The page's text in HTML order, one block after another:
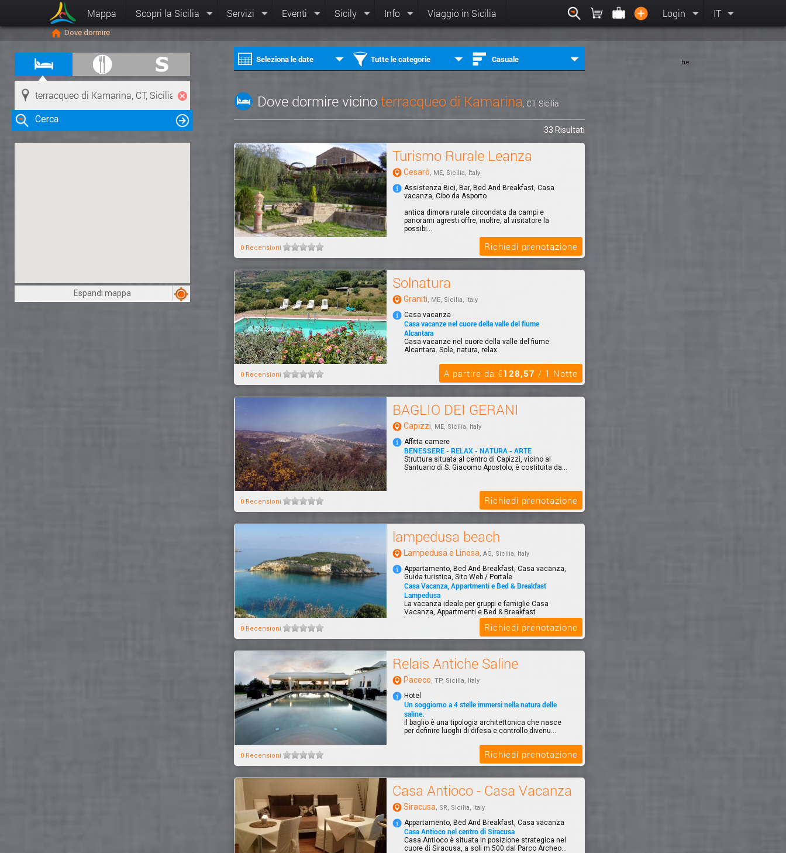
Mappa Scopri la Sicilia Servizi Eventi Sicily Info Viaggio in Sicilia Login IT
Dove dormire
Cerca
Espandi mappa
Seleziona le date Tutte le categorie Casuale
Dove dormire vicinoterracqueo di Kamarina , CT, Sicilia
33 Risultati
Turismo Rurale Leanza
Cesarò, ME, Sicilia, Italy
Assistenza Bici, Bar, Bed And Breakfast, Casa
vacanza, Cibo da Asporto
antica dimora rurale circondata da campi e
panorami agresti offre, inoltre, al visitatore la
possibi...
0 Recensioni Richiedi prenotazione
Solnatura
Graniti, ME, Sicilia, Italy
Casa vacanza
Casa vacanze nel cuore della valle del fiume
Alcantara
Casa vacanze nel cuore della valle del fiume
Alcantara. Sole, natura, relax
0 Recensioni A partire da €128,57 / 1 Notte
BAGLIO DEI GERANI
Capizzi, ME, Sicilia, Italy
Affitta camere
BENESSERE - RELAX - NATURA - ARTE
Struttura situata al centro di Capizzi, vicino al
Santuario di S. Giacomo Apostolo, è costituita da...
0 Recensioni Richiedi prenotazione
lampedusa beach
Lampedusa e Linosa, AG, Sicilia, Italy
Appartamento, Bed And Breakfast, Casa vacanza,
Guida turistica, Sito Web / Portale
Casa Vacanza, Appartmenti e Bed & Breakfast
Lampedusa
La vacanza ideale per gruppi e famiglie Casa
Vacanza, Appartmenti e Bed & Breakfast
Lampedusa
0 Recensioni Richiedi prenotazione
Relais Antiche Saline
Paceco, TP, Sicilia, Italy
Hotel
Un soggiorno a 4 stelle immersi nella natura delle
saline.
Il baglio è una tipologia architettonica che nasce
per definire luoghi di difesa e controllo divenu...
0 Recensioni Richiedi prenotazione
Casa Antioco - Casa Vacanza
Siracusa, SR, Sicilia, Italy
Appartamento, Bed And Breakfast, Casa vacanza
Casa Antioco nel centro di Siracusa
Casa Antioco è situata in posizione strategica nel
cuore di Siracusa, a soli m.500 dal Parco Archeo...
he